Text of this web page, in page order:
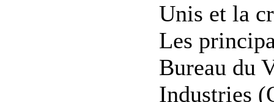
Unis et la
Les
Bureau du
Industries